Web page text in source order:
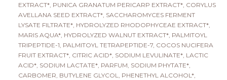
EXTRACT*, PUNICA GRANATUM PERICARP EXTRACT*, CORYLUS
AVELLANA SEED EXTRACT*, SACCHAROMYCES FERMENT
LYSATE FILTRATE*, HYDROLYZED RHODOPHYCEAE EXTRACT*,
MARIS AQUA*, HYDROLYZED WALNUT EXTRACT*, PALMITOYL
TRIPEPTIDE-1, PALMITOYL TETRAPEPTIDE-7, COCOS NUCIFERA
FRUIT EXTRACT*, CITRIC ACID*, SODIUM LEVULINATE*, LACTIC
ACID*, SODIUM LACTATE*, PARFUM, SODIUM PHYTATE*,
CARBOMER, BUTYLENE GLYCOL, PHENETHYL ALCOHOL*,